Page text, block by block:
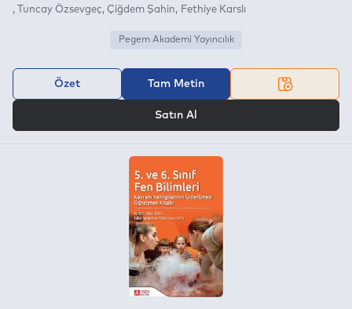
Tuncay Özsevgeç
Çiğdem Şahin Fethiye Karslı
Pegem Akademi Yayıncılık
Özet Tam Metin
Satın Al